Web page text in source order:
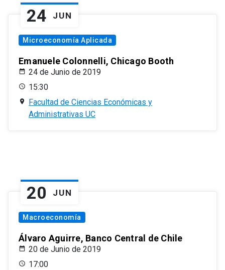
24 JUN
Microeconomía Aplicada
Emanuele Colonnelli, Chicago Booth
24 de Junio de 2019
15:30
Facultad de Ciencias Económicas y
Administrativas UC
20 JUN
Macroeconomía
Álvaro Aguirre, Banco Central de Chile
20 de Junio de 2019
17:00